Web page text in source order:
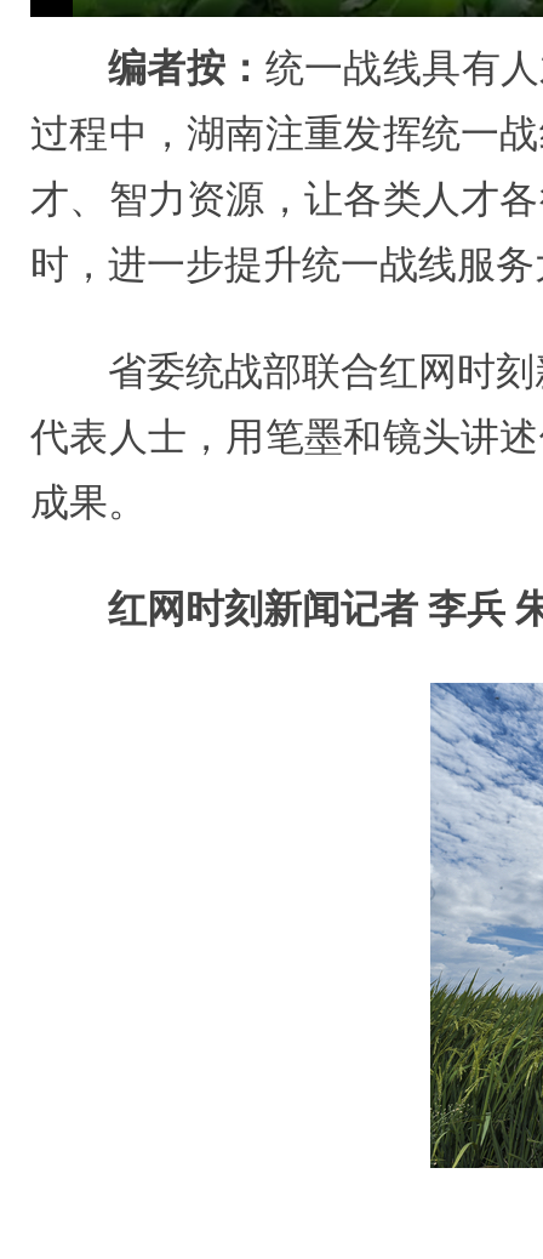
Play
编者按： 统一战线具有
过程中，湖南注重发挥统一
才、智力资源，让各类人才
时，进一步提升统一战线服
省委统战部联合红网时
代表人士，用笔墨和镜头讲
成果。
红网时刻新闻记者 李兵